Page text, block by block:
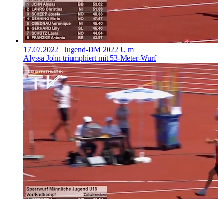
17.07.2022 | Jugend-DM 2022 Ulm
Alyssa John triumphiert mit 53-Meter-Wurf